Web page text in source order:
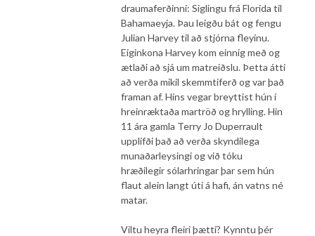
draumaferðinni: Siglingu frá Florida til
Bahamaeyja. Þau leigðu bát og fengu
Julian Harvey til að stjórna fleyinu.
Eiginkona Harvey kom einnig með og
ætlaði að sjá um matreiðslu. Þetta átti
að verða mikil skemmtiferð og var það
framan af. Hins vegar breyttist hún í
hreinræktaða martröð og hrylling. Hin
11 ára gamla Terry Jo Duperrault
upplifði það að verða skyndilega
munaðarleysingi og við tóku
hræðilegir sólarhringar þar sem hún
flaut alein langt úti á hafi, án vatns né
matar.
Viltu heyra fleiri þætti? Kynntu þér